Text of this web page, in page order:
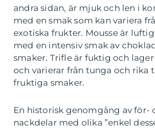
andra sidan, är mjuk och len i
med en smak som kan variera
exotiska frukter. Mousse är
med en intensiv smak av
smaker. Trifle är fuktig och
och varierar från tunga och rika
fruktiga smaker.
En historisk genomgång av för-
nackdelar med olika ”enkel